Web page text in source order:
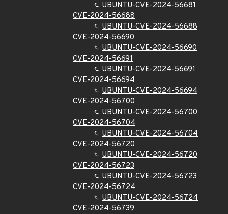
UBUNTU-CVE-2024-56681
CVE-2024-56688
UBUNTU-CVE-2024-56688
CVE-2024-56690
UBUNTU-CVE-2024-56690
CVE-2024-56691
UBUNTU-CVE-2024-56691
CVE-2024-56694
UBUNTU-CVE-2024-56694
CVE-2024-56700
UBUNTU-CVE-2024-56700
CVE-2024-56704
UBUNTU-CVE-2024-56704
CVE-2024-56720
UBUNTU-CVE-2024-56720
CVE-2024-56723
UBUNTU-CVE-2024-56723
CVE-2024-56724
UBUNTU-CVE-2024-56724
CVE-2024-56739